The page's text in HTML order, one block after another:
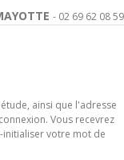
- 02 69 62 08 59
ainsi que l'adresse
Vous recevrez
initialiser votre mot de